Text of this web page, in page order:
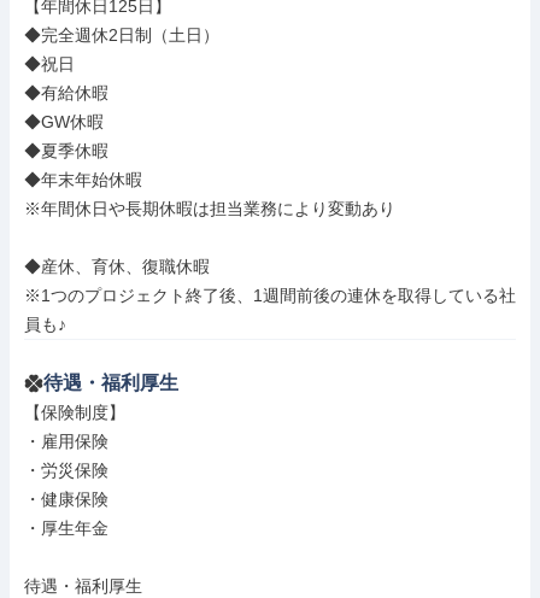
【年間休日125日】
◆完全週休2日制（土日）
◆祝日
◆有給休暇
◆GW休暇
◆夏季休暇
◆年末年始休暇
※年間休日や長期休暇は担当業務により変動あり
◆産休、育休、復職休暇
※1つのプロジェクト終了後、1週間前後の連休を取得している社
員も♪
待遇・福利厚生
【保険制度】
・雇用保険
・労災保険
・健康保険
・厚生年金
待遇・福利厚生